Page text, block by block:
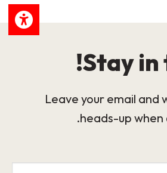
Stay in
Leave your email and
heads-up when